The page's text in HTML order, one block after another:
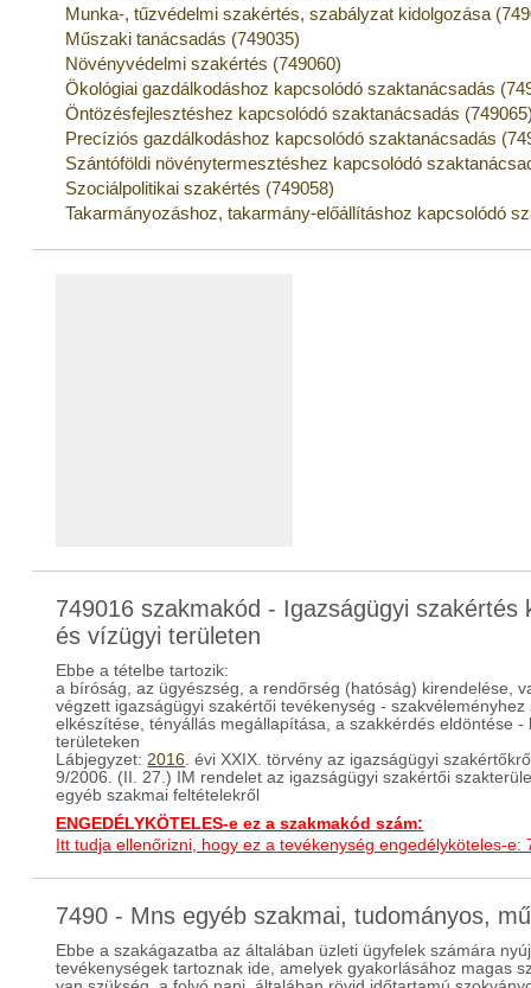
Munka-, tűzvédelmi szakértés, szabályzat kidolgozása
Műszaki tanácsadás (749035)
Növényvédelmi szakértés (749060)
Ökológiai gazdálkodáshoz kapcsolódó szaktanácsadás
Öntözésfejlesztéshez kapcsolódó szaktanácsadás
Precíziós gazdálkodáshoz kapcsolódó szaktanácsadás
Szántóföldi növénytermesztéshez kapcsolódó
Szociálpolitikai szakértés (749058)
Takarmányozáshoz, takarmány-előállításhoz kapcsolódó
749016 szakmakód - Igazságügyi
és vízügyi területen
Ebbe a tételbe tartozik:
a bíróság, az ügyészség, a rendőrség (hatóság) kirendelése,
végzett igazságügyi szakértői tevékenység -
elkészítése, tényállás megállapítása, a szakkérdés eldöntése
területeken
Lábjegyzet:2016. évi XXIX. törvény az igazságügyi
9/2006. (II. 27.) IM rendelet az igazságügyi szakértői
egyéb szakmai feltételekről
ENGEDÉLYKÖTELES-e ez a szakmakód szám:
Itt tudja ellenőrizni, hogy ez a tevékenység engedélyköteles-e:
7490 - Mns egyéb szakmai, tudományos,
Ebbe a szakágazatba az általában üzleti ügyfelek számára
tevékenységek tartoznak ide, amelyek gyakorlásához magas